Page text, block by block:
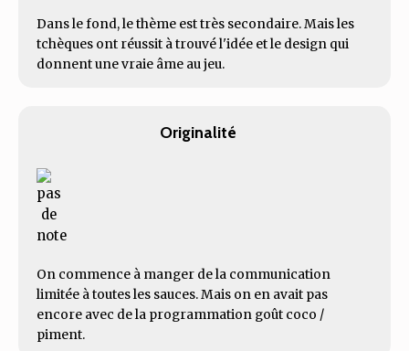
Dans le fond, le thème est très secondaire. Mais les
tchèques ont réussit à trouvé l'idée et le design qui
donnent une vraie âme au jeu.
Originalité
On commence à manger de la communication
limitée à toutes les sauces. Mais on en avait pas
encore avec de la programmation goût coco /
piment.